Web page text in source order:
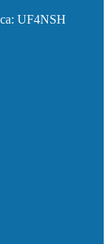
UF4NSH